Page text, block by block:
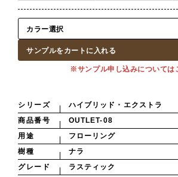
サンプルをカートに入れる
※サンプル申し込みについては
シリーズ
ハイブリッド・エクストラ
商品番号
OUTLET-08
用途
フローリング
樹種
ナラ
グレード
ラスティック